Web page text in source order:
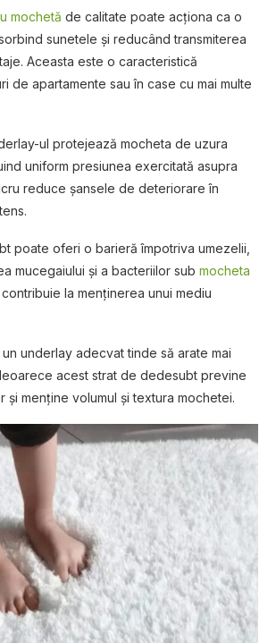
mochetă de calitate poate acționa ca o
sunetele și reducând transmiterea
Aceasta este o caracteristică
de apartamente sau în case cu mai multe
ul protejează mocheta de uzura
uniform presiunea exercitată asupra
reduce șansele de deteriorare în
poate oferi o barieră împotriva umezelii,
mucegaiului și a bacteriilor sub mocheta
la menținerea unui mediu
underlay adecvat tinde să arate mai
acest strat de dedesubt previne
și menține volumul și textura mochetei.